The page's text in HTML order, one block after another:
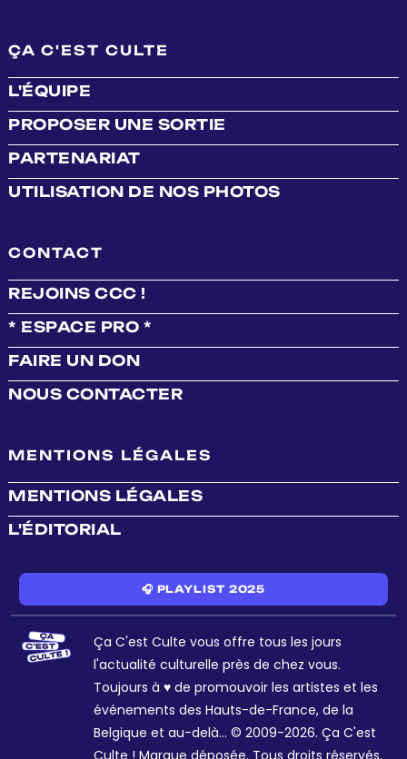
ÇA C'EST CULTE
L'ÉQUIPE
PROPOSER UNE SORTIE
PARTENARIAT
UTILISATION DE NOS PHOTOS
CONTACT
REJOINS CCC !
* ESPACE PRO *
FAIRE UN DON
NOUS CONTACTER
MENTIONS LÉGALES
MENTIONS LÉGALES
L'ÉDITORIAL
🎧 PLAYLIST 2025
Ça C'est Culte vous offre tous les jours
l'actualité culturelle près de chez vous.
Toujours à ♥ de promouvoir les artistes et les
événements des Hauts-de-France, de la
Belgique et au-delà... © 2009-2026. Ça C'est